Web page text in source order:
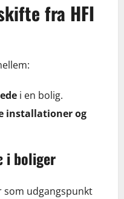
fra HFI
i en bolig.
installationer og
i boliger
som udgangspunkt